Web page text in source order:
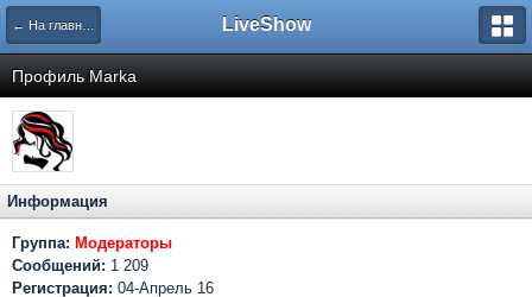
← На главную LiveShow
Профиль Marka
Информация
Группа: Модераторы
Сообщений: 1 209
Регистрация: 04-Апрель 16